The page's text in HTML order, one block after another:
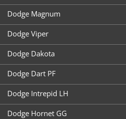
Dodge Magnum
Dodge Viper
Dodge Dakota
Dodge Dart PF
Dodge Intrepid LH
Dodge Hornet GG